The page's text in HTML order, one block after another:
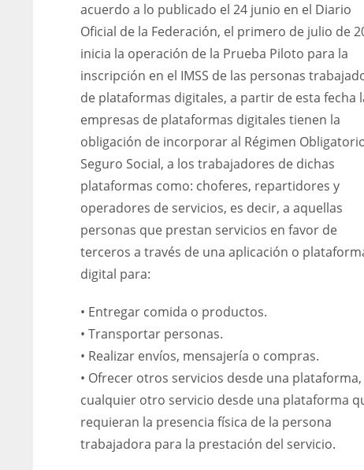
acuerdo a lo publicado el 24 junio en el Diario
Oficial de la Federación, el primero de julio de
inicia la operación de la Prueba Piloto para la
inscripción en el IMSS de las personas
de plataformas digitales, a partir de esta fecha
empresas de plataformas digitales tienen la
obligación de incorporar al Régimen
Seguro Social, a los trabajadores de dichas
plataformas como: choferes, repartidores y
operadores de servicios, es decir, a aquellas
personas que prestan servicios en favor de
terceros a través de una aplicación o
digital para:
• Entregar comida o productos.
• Transportar personas.
• Realizar envíos, mensajería o compras.
• Ofrecer otros servicios desde una plataforma,
cualquier otro servicio desde una plataforma
requieran la presencia física de la persona
trabajadora para la prestación del servicio.